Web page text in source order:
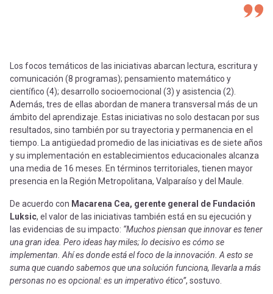
Los focos temáticos de las iniciativas abarcan lectura, escritura y
comunicación (8 programas); pensamiento matemático y
científico (4); desarrollo socioemocional (3) y asistencia (2).
Además, tres de ellas abordan de manera transversal más de un
ámbito del aprendizaje. Estas iniciativas no solo destacan por sus
resultados, sino también por su trayectoria y permanencia en el
tiempo. La antigüedad promedio de las iniciativas es de siete años
y su implementación en establecimientos educacionales alcanza
una media de 16 meses. En términos territoriales, tienen mayor
presencia en la Región Metropolitana, Valparaíso y del Maule.
De acuerdo con Macarena Cea, gerente general de Fundación
Luksic, el valor de las iniciativas también está en su ejecución y
las evidencias de su impacto: “Muchos piensan que innovar es tener
una gran idea. Pero ideas hay miles; lo decisivo es cómo se
implementan. Ahí es donde está el foco de la innovación. A esto se
suma que cuando sabemos que una solución funciona, llevarla a más
personas no es opcional: es un imperativo ético”, sostuvo.